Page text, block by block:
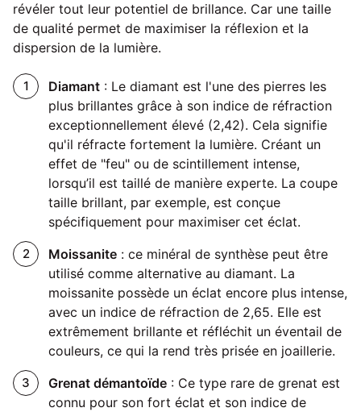
révéler tout leur potentiel de brillance. Car une taille
de qualité permet de maximiser la réflexion et la
dispersion de la lumière.
Diamant : Le diamant est l'une des pierres les
plus brillantes grâce à son indice de réfraction
exceptionnellement élevé (2,42). Cela signifie
qu'il réfracte fortement la lumière. Créant un
effet de "feu" ou de scintillement intense,
lorsqu’il est taillé de manière experte. La coupe
taille brillant, par exemple, est conçue
spécifiquement pour maximiser cet éclat.
Moissanite : ce minéral de synthèse peut être
utilisé comme alternative au diamant. La
moissanite possède un éclat encore plus intense,
avec un indice de réfraction de 2,65. Elle est
extrêmement brillante et réfléchit un éventail de
couleurs, ce qui la rend très prisée en joaillerie.
Grenat démantoïde : Ce type rare de grenat est
connu pour son fort éclat et son indice de